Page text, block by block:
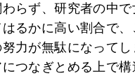
わらず、研究者の中
るかに高い割合で
力が無駄になって
つなぎとめる上で